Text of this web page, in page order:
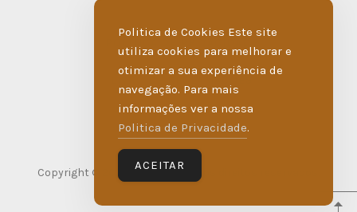
LIVRO DE RECLAMAÇÕES
MADE BY WIPDESIGN
Copyright © 2026 D'Maré. Todos os direitos reservados.
Politica de Cookies Este site
utiliza cookies para melhorar e
otimizar a sua experiência de
navegação. Para mais
informações ver a nossa
Politica de Privacidade.
ACEITAR